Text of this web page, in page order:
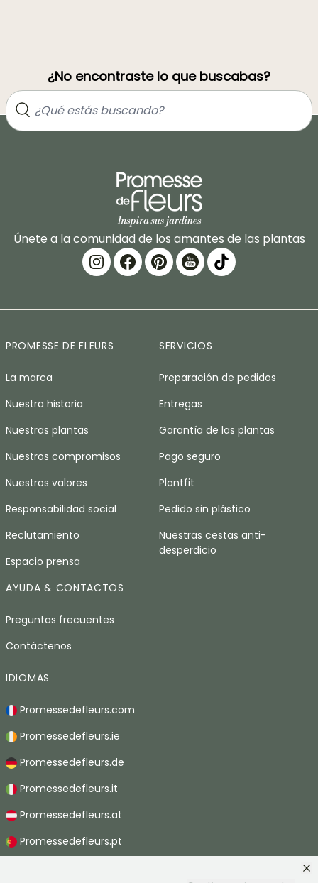
¿No encontraste lo que buscabas?
Únete a la comunidad de los amantes de las plantas
PROMESSE DE FLEURS
La marca
Nuestra historia
Nuestras plantas
Nuestros compromisos
Nuestros valores
Responsabilidad social
Reclutamiento
Espacio prensa
SERVICIOS
Preparación de pedidos
Entregas
Garantía de las plantas
Pago seguro
Plantfit
Pedido sin plástico
Nuestras cestas anti-
desperdicio
AYUDA & CONTACTOS
Preguntas frecuentes
Contáctenos
IDIOMAS
Promessedefleurs.com
Promessedefleurs.ie
Promessedefleurs.de
Promessedefleurs.it
Promessedefleurs.at
Promessedefleurs.pt